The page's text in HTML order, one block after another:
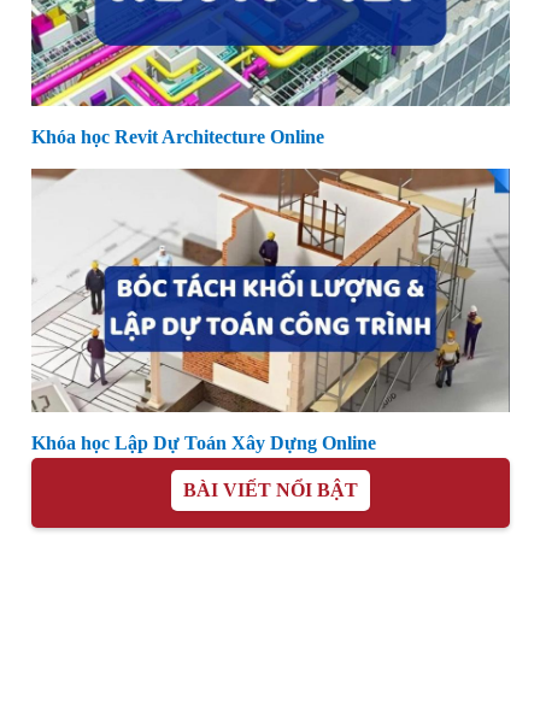
Khóa học Revit Architecture Online
Khóa học Lập Dự Toán Xây Dựng Online
BÀI VIẾT NỔI BẬT